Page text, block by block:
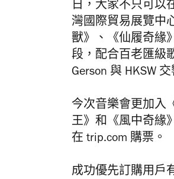
日，大家不只可以
灣國際貿易展覽中
獸》、《仙履奇緣
段，配合百老匯級
Gerson 與 HKSW
今次音樂會更加入
王》和《風中奇緣
在 trip.com 購票。
成功優先訂購用戶